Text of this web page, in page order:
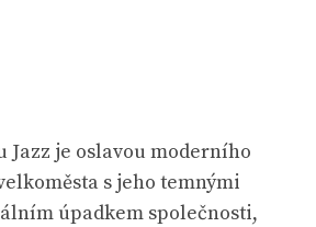
Jazz je oslavou moderního
s jeho temnými
úpadkem společnosti,